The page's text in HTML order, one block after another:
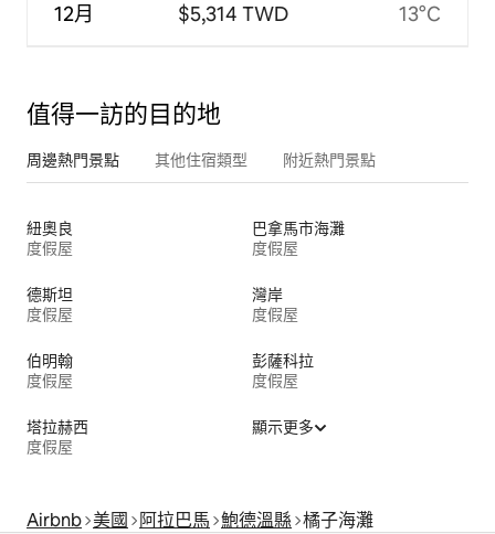
12月 $5,314 TWD 13°C
值得一訪的目的地
周邊熱門景點 其他住宿類型 附近熱門景點
紐奧良
度假屋
巴拿馬市海灘
度假屋
德斯坦
度假屋
灣岸
度假屋
伯明翰
度假屋
彭薩科拉
度假屋
塔拉赫西
度假屋
顯示更多
Airbnb 美國 阿拉巴馬 鮑德溫縣 橘子海灘